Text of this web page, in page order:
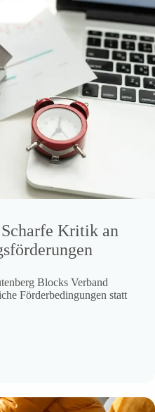
Kritik an
Blocks Verband
Förderbedingungen statt